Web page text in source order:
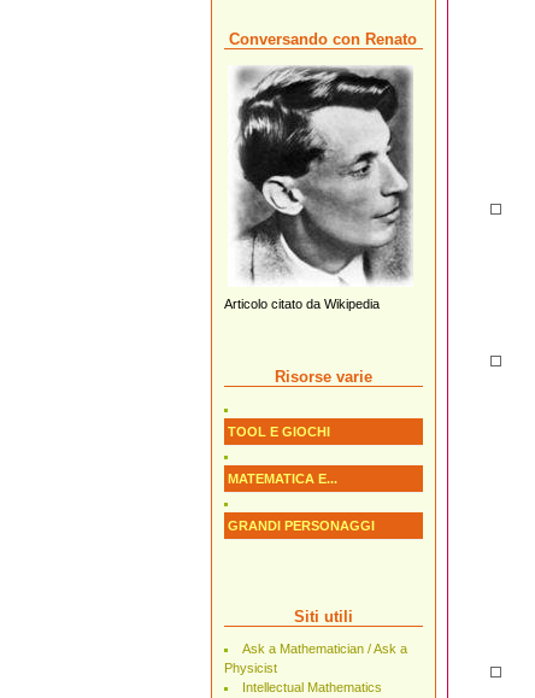
Conversando con Renato
Articolo citato da Wikipedia
Risorse varie
TOOL E GIOCHI
MATEMATICA E...
GRANDI PERSONAGGI
Siti utili
Ask a Mathematician / Ask a
Physicist
Intellectual Mathematics